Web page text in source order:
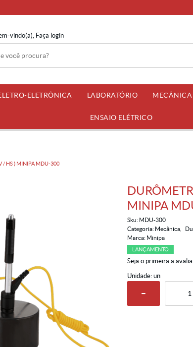
vindo(a), Faça login
ELETRÔNICA LABORATÓRIO MECÂNICA
ENSAIO ELÉTRICO
/ HS ) MINIPA MDU-300
MINIPA
Sku: MDU-300
Categoria: Mecânica
Marca: Minipa
LANÇAMENTO
Seja o primeira a
Unidade: un